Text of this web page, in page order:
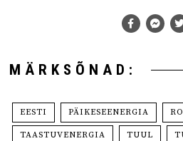
MÄRKSÕNAD:
EESTI PÄIKESEENERGIA
TAASTUVENERGIA TUUL